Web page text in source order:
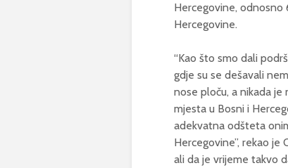
Hercegovine, odnosno
Hercegovine.
“Kao što smo dali
gdje su se dešavali
nose ploču, a nikada je
mjesta u Bosni i
adekvatna odšteta
Hercegovine”, rekao
ali da je vrijeme takvo